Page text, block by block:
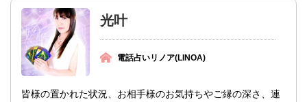
光叶
電話占いリノア(LINOA)
皆様の置かれた状況、お相手様のお気持ちやご縁の深さ、連